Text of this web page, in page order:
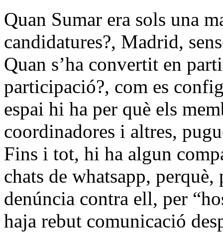
Quan Sumar era sols una
candidatures?, Madrid,
Quan s’ha convertit en
participació?, com es
espai hi ha per què els
coordinadores i altres,
Fins i tot, hi ha algun
chats de whatsapp,
denúncia contra ell, per
haja rebut comunicació